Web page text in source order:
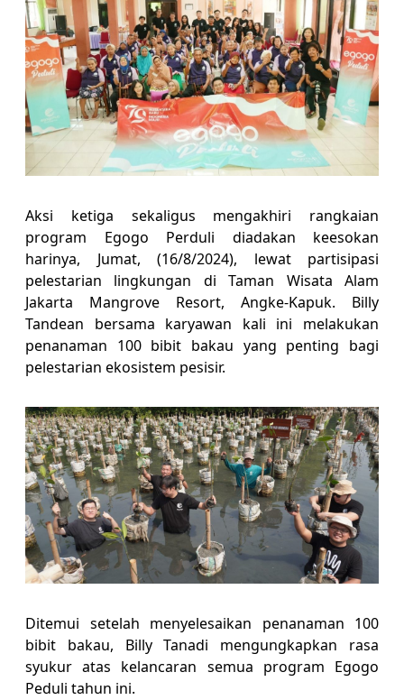
Aksi ketiga sekaligus mengakhiri rangkaian
program Egogo Perduli diadakan keesokan
harinya, Jumat, (16/8/2024), lewat partisipasi
pelestarian lingkungan di Taman Wisata Alam
Jakarta Mangrove Resort, Angke-Kapuk. Billy
Tandean bersama karyawan kali ini melakukan
penanaman 100 bibit bakau yang penting bagi
pelestarian ekosistem pesisir.
Ditemui setelah menyelesaikan penanaman 100
bibit bakau, Billy Tanadi mengungkapkan rasa
syukur atas kelancaran semua program Egogo
Peduli tahun ini.